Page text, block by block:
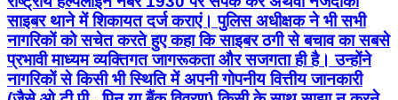
साइबर थाने में शिकायत दर्ज कराएं। पुलिस अधीक्षक ने भी सभी
नागरिकों को सचेत करते हुए कहा कि साइबर ठगी से बचाव का सबसे
प्रभावी माध्यम व्यक्तिगत जागरूकता और सजगता ही है। उन्होंने
नागरिकों से किसी भी स्थिति में अपनी गोपनीय वित्तीय जानकारी